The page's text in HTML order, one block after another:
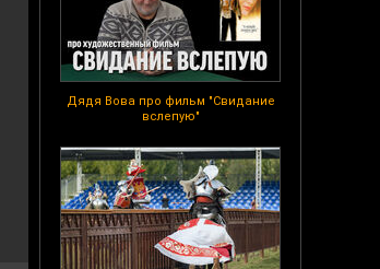
Дядя Вова про фильм "Свидание
вслепую"